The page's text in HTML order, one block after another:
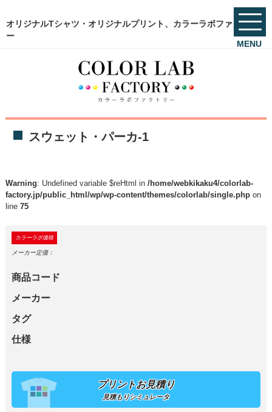
オリジナルTシャツ・オリジナルプリント、カラーラボファクトリ
ー
MENU
スウェット・パーカ-1
Warning: Undefined variable $reHtml in /home/webkikaku4/colorlab-
factory.jp/public_html/wp/wp-content/themes/colorlab/single.phpon
line 75
カラーラボ価格
メーカー定価：
商品コード
メーカー
タグ
仕様
プリントお見積り
見積もりシミュレータ